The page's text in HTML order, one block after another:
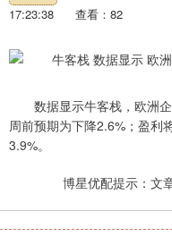
17:23:38
查看：82
数据显示牛客栈，欧洲企
周前预期为下降2.6%；盈利
3.9%。
博星优配提示：文